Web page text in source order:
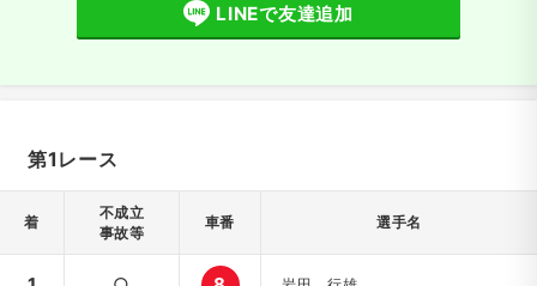
LINEで友達追加
第1レース
着
不成立
事故等
車番 選手名